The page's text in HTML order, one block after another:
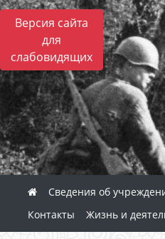
Версия сайта
для
слабовидящих
Сведения об
Контакты
Жизнь и